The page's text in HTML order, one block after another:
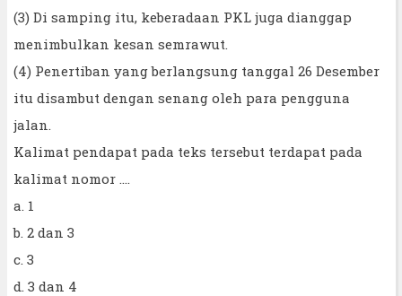
(3) Di samping itu, keberadaan PKL juga dianggap
menimbulkan kesan semrawut.
(4) Penertiban yang berlangsung tanggal 26 Desember
itu disambut dengan senang oleh para pengguna
jalan.
Kalimat pendapat pada teks tersebut terdapat pada
kalimat nomor ....
a. 1
b. 2 dan 3
c. 3
d. 3 dan 4